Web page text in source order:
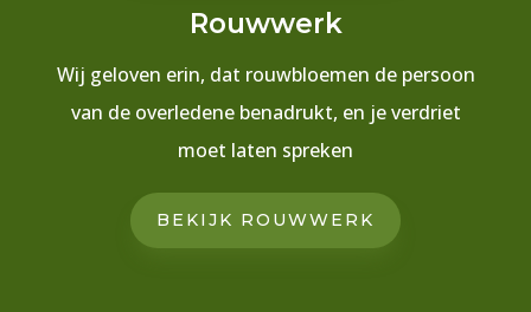
Rouwwerk
Wij geloven erin, dat rouwbloemen de persoon
van de overledene benadrukt, en je verdriet
moet laten spreken
BEKIJK ROUWWERK